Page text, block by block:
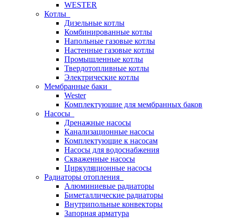
WESTER
Котлы
Дизельные котлы
Комбинированные котлы
Напольные газовые котлы
Настенные газовые котлы
Промышленные котлы
Твердотопливные котлы
Электрические котлы
Мембранные баки
Wester
Комплектуюшие для мембранных баков
Насосы
Дренажные насосы
Канализационные насосы
Комплектующие к насосам
Насосы для водоснабжения
Скваженные насосы
Циркуляционные насосы
Радиаторы отопления
Алюминиевые радиаторы
Биметаллические радиаторы
Внутрипольные конвекторы
Запорная арматура